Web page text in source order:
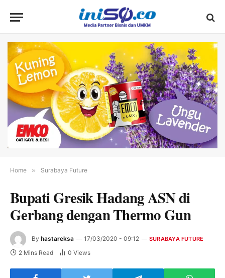
Home » Surabaya Future
Bupati Gresik Hadang ASN di
Gerbang dengan Thermo Gun
By hastareksa 17/03/2020 - 09:12 SURABAYA FUTURE
2 Mins Read 0 Views